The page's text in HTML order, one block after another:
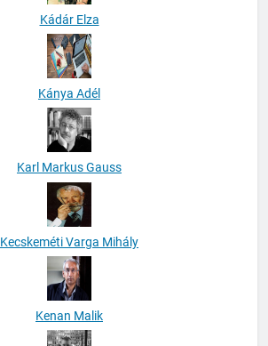
Kádár Elza
Kánya Adél
Karl Markus Gauss
Kecskeméti Varga Mihály
Kenan Malik